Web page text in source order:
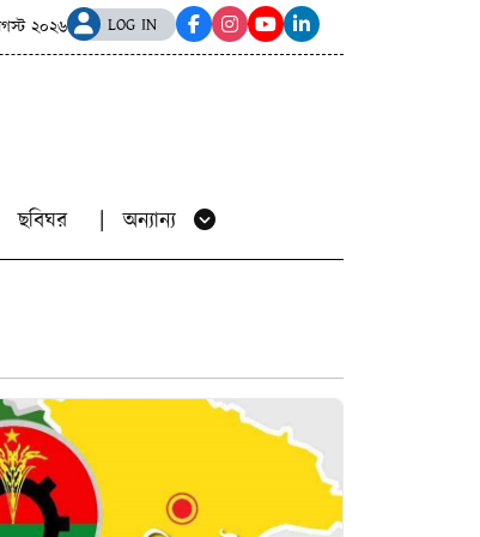
অভিযোগ, বানিয়াচংয়ে এনসিপি নেতাসহ দুইজনের
২০২৬ LOG IN
ছবিঘর অন্যান্য